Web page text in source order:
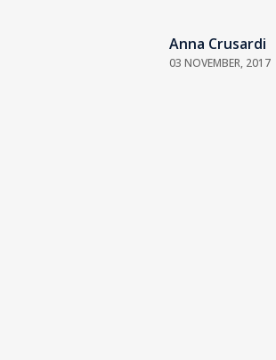
Anna Crusardi
03 NOVEMBER, 2017